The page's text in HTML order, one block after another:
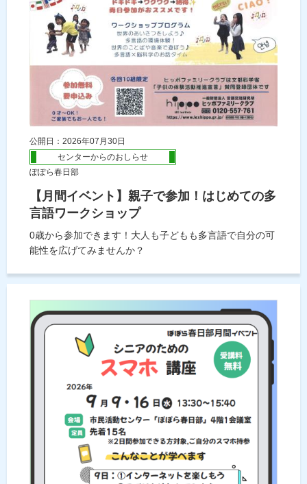
公開日：2026年07月30日
センターからのおしらせ
ぽぽら春日部
【月間イベント】親子で参加！はじめての多
言語ワークショップ
0歳から参加できます！大人も子どもも多言語で自分の可
能性を広げてみませんか？